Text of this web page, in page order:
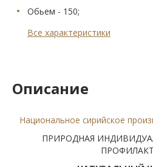
Обьем - 150;
Все характеристики
Описание
Национальное сирийское
ПРИРОДНАЯ